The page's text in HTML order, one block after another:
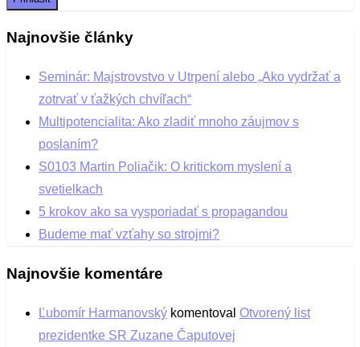
Najnovšie články
Seminár: Majstrovstvo v Utrpení alebo „Ako vydržať a
zotrvať v ťažkých chvíľach“
Multipotencialita: Ako zladiť mnoho záujmov s
poslaním?
S0103 Martin Poliačik: O kritickom myslení a
svetielkach
5 krokov ako sa vysporiadať s propagandou
Budeme mať vzťahy so strojmi?
Najnovšie komentáre
Ľubomír Harmanovský komentoval Otvorený list
prezidentke SR Zuzane Čaputovej